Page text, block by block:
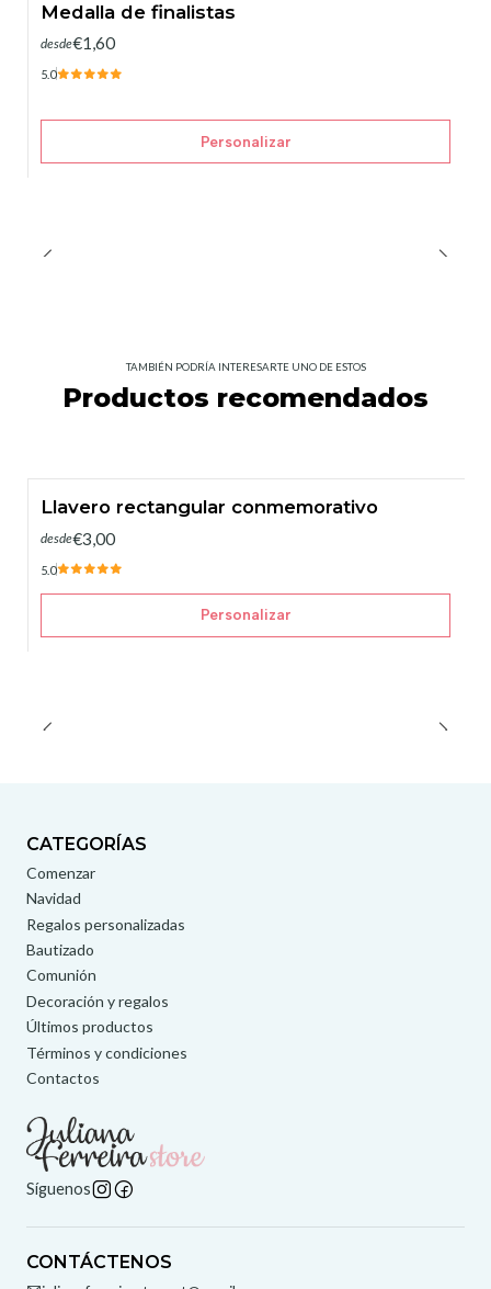
Medalla de finalistas
desde€1,60
5.0
Personalizar
TAMBIÉN PODRÍA INTERESARTE UNO DE ESTOS
Productos recomendados
Llavero rectangular conmemorativo
desde€3,00
5.0
Personalizar
CATEGORÍAS
Comenzar
Navidad
Regalos personalizadas
Bautizado
Comunión
Decoración y regalos
Últimos productos
Términos y condiciones
Contactos
Síguenos
CONTÁCTENOS